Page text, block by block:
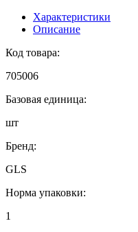
Характеристики
Описание
Код товара:
705006
Базовая единица:
шт
Бренд:
GLS
Норма упаковки:
1